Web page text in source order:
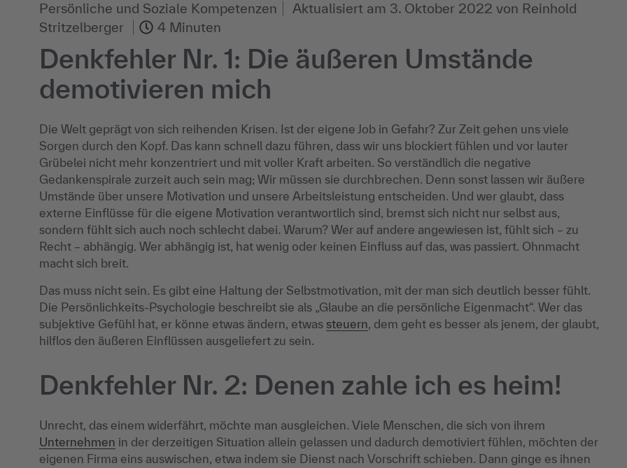
Persönliche und Soziale Kompetenzen Aktualisiert am 3. Oktober 2022 von Reinhold
Stritzelberger
4 Minuten
Denkfehler Nr. 1: Die äußeren Umstände
demotivieren mich
Die Welt geprägt von sich reihenden Krisen. Ist der eigene Job in Gefahr? Zur Zeit gehen uns viele
Sorgen durch den Kopf. Das kann schnell dazu führen, dass wir uns blockiert fühlen und vor lauter
Grübelei nicht mehr konzentriert und mit voller Kraft arbeiten. So verständlich die negative
Gedankenspirale zurzeit auch sein mag; Wir müssen sie durchbrechen. Denn sonst lassen wir äußere
Umstände über unsere Motivation und unsere Arbeitsleistung entscheiden. Und wer glaubt, dass
externe Einflüsse für die eigene Motivation verantwortlich sind, bremst sich nicht nur selbst aus,
sondern fühlt sich auch noch schlecht dabei. Warum? Wer auf andere angewiesen ist, fühlt sich – zu
Recht – abhängig. Wer abhängig ist, hat wenig oder keinen Einfluss auf das, was passiert. Ohnmacht
macht sich breit.
Das muss nicht sein. Es gibt eine Haltung der Selbstmotivation, mit der man sich deutlich besser fühlt.
Die Persönlichkeits-Psychologie beschreibt sie als „Glaube an die persönliche Eigenmacht“. Wer das
subjektive Gefühl hat, er könne etwas ändern, etwas steuern, dem geht es besser als jenem, der glaubt,
hilflos den äußeren Einflüssen ausgeliefert zu sein.
Denkfehler Nr. 2: Denen zahle ich es heim!
Unrecht, das einem widerfährt, möchte man ausgleichen. Viele Menschen, die sich von ihrem
Unternehmen in der derzeitigen Situation allein gelassen und dadurch demotiviert fühlen, möchten der
eigenen Firma eins auswischen, etwa indem sie Dienst nach Vorschrift schieben. Dann ginge es ihnen